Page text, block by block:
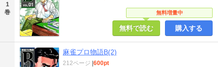
1
巻
無料増量中
無料で読む 購入する
麻雀プロ物語B(2)
212ページ |600pt